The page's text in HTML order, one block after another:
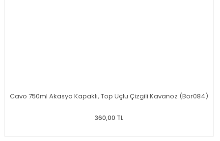
Cavo 750ml Akasya Kapaklı, Top Uçlu Çizgili Kavanoz (Bor084)
360,00 TL